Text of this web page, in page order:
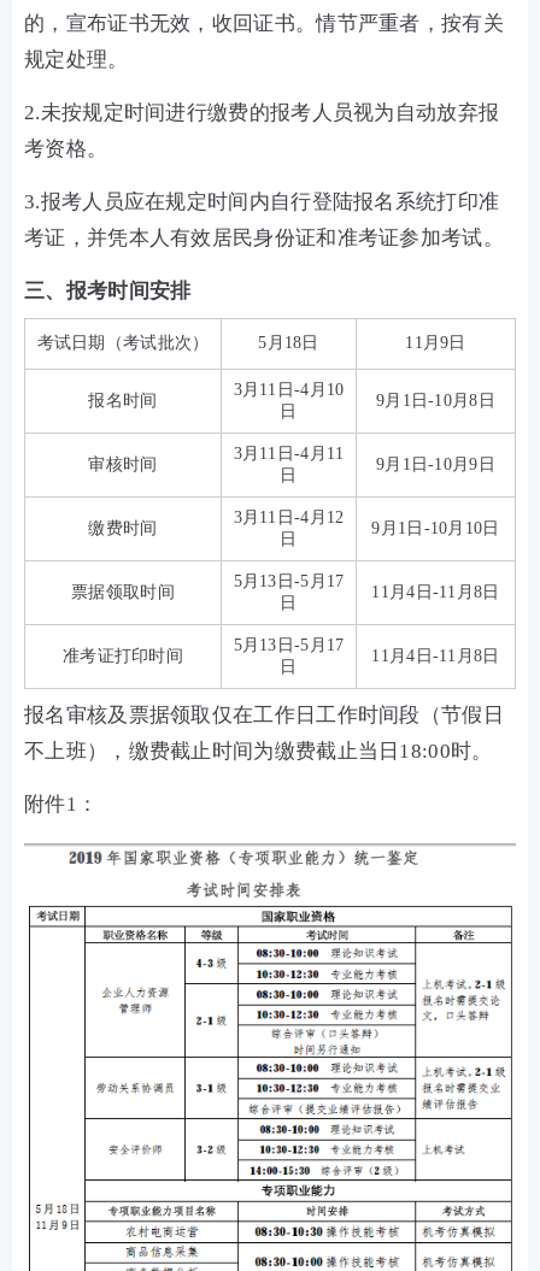
的，宣布证书无效，收回证书。情节严重者，按有关
规定处理。
2.未按规定时间进行缴费的报考人员视为自动放弃报
考资格。
3.报考人员应在规定时间内自行登陆报名系统打印准
考证，并凭本人有效居民身份证和准考证参加考试。
三、报考时间安排
考试日期（考试批次） 5月18日 11月9日
报名时间
3月11日-4月10
日
9月1日-10月8日
审核时间
3月11日-4月11
日
9月1日-10月9日
缴费时间
3月11日-4月12
日
9月1日-10月10日
票据领取时间
5月13日-5月17
日
11月4日-11月8日
准考证打印时间
5月13日-5月17
日
11月4日-11月8日
报名审核及票据领取仅在工作日工作时间段（节假日
不上班），缴费截止时间为缴费截止当日18:00时。
附件1：